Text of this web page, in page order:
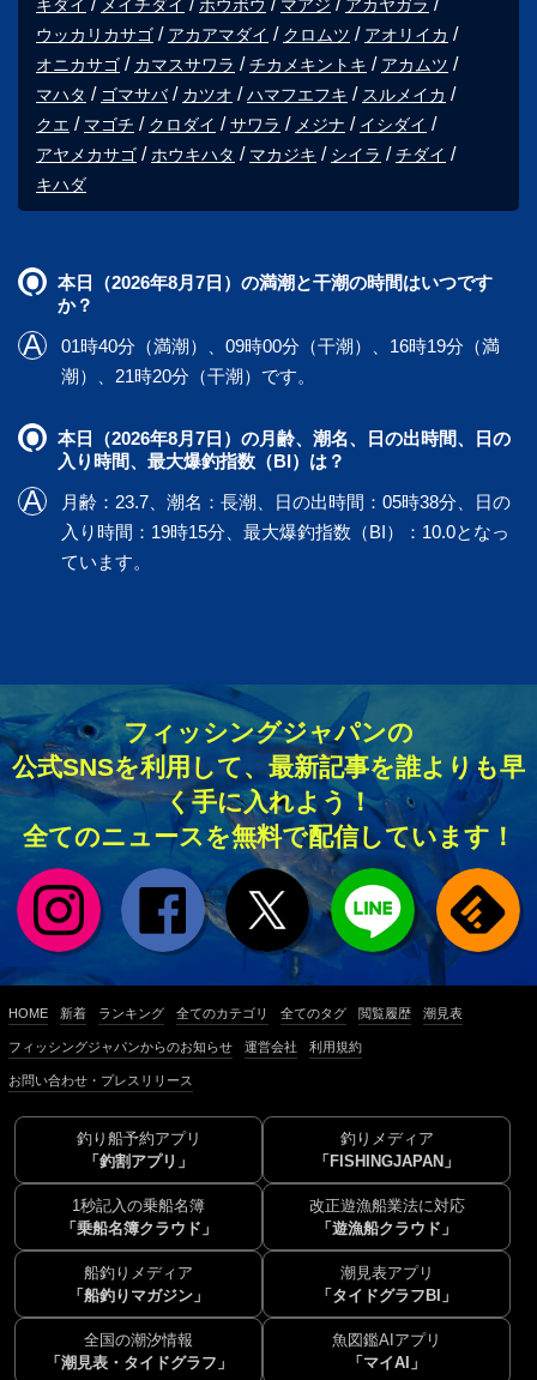
キダイ メイチダイ ホウボウ マアジ
アカヤガラ
ウッカリカサゴ
アカアマダイ クロムツ
アオリイカ
オニカサゴ
カマスサワラ チカメキントキ
アカムツ
マハタ
ゴマサバ カツオ ハマフエフキ
スルメイカ
クエ
マゴチ クロダイ サワラ メジナ
イシダイ
アヤメカサゴ
ホウキハタ マカジキ シイラ
チダイ
キハダ
本日（2026年8月7日）の満潮と干潮の時間はいつです
か？
01時40分（満潮）、09時00分（干潮）、16時19分（満
潮）、21時20分（干潮）です。
本日（2026年8月7日）の月齢、潮名、日の出時間、日の
入り時間、最大爆釣指数（BI）は？
月齢：23.7、潮名：長潮、日の出時間：05時38分、日の
入り時間：19時15分、最大爆釣指数（BI）：10.0となっ
ています。
フィッシングジャパンの
公式SNSを利用して、最新記事を誰よりも早
く手に入れよう！
全てのニュースを無料で配信しています！
HOME 新着 ランキング 全てのカテゴリ 全てのタグ 閲覧履歴 潮見表
フィッシングジャパンからのお知らせ 運営会社 利用規約
お問い合わせ・プレスリリース
釣り船予約アプリ
「釣割アプリ」
釣りメディア
「FISHINGJAPAN」
1秒記入の乗船名簿
「乗船名簿クラウド」
改正遊漁船業法に対応
「遊漁船クラウド」
船釣りメディア
「船釣りマガジン」
潮見表アプリ
「タイドグラフBI」
全国の潮汐情報
「潮見表・タイドグラフ」
魚図鑑AIアプリ
「マイAI」